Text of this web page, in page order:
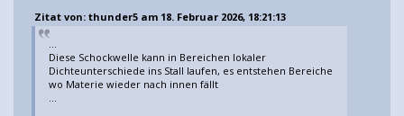
Zitat von: thunder5 am 18. Februar 2026, 18:21:13
Diese Schockwelle kann in Bereichen lokaler
Dichteunterschiede ins Stall laufen, es entstehen Bereiche
wo Materie wieder nach innen fällt